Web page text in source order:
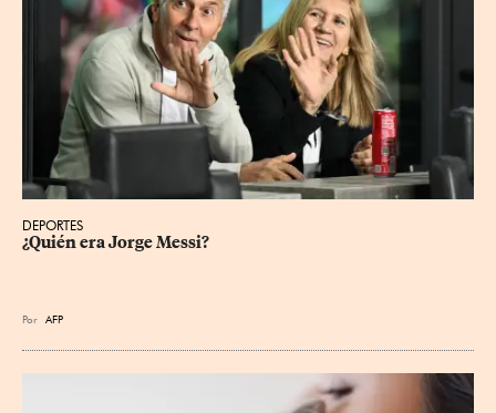
DEPORTES
¿Quién era Jorge Messi?
Por AFP